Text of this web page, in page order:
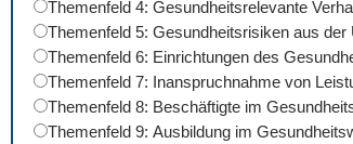
Themenfeld 4: Gesundheitsrelevante
Themenfeld 5: Gesundheitsrisiken aus der
Themenfeld 6: Einrichtungen des
Themenfeld 7: Inanspruchnahme von
Themenfeld 8: Beschäftigte im
Themenfeld 9: Ausbildung im